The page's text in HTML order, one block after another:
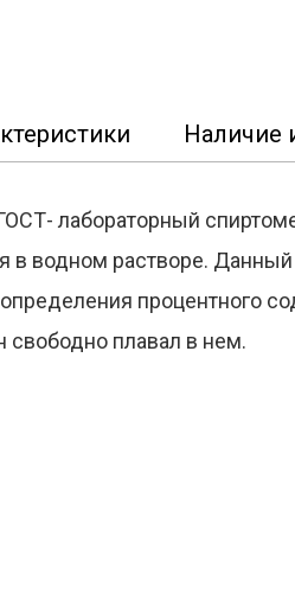
Наличие
лабораторный
в водном растворе.
процентного
плавал в нем.